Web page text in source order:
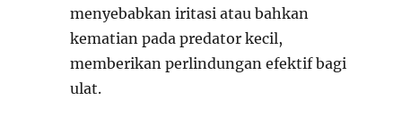
menyebabkan iritasi atau bahkan
kematian pada predator kecil,
memberikan perlindungan efektif bagi
ulat.